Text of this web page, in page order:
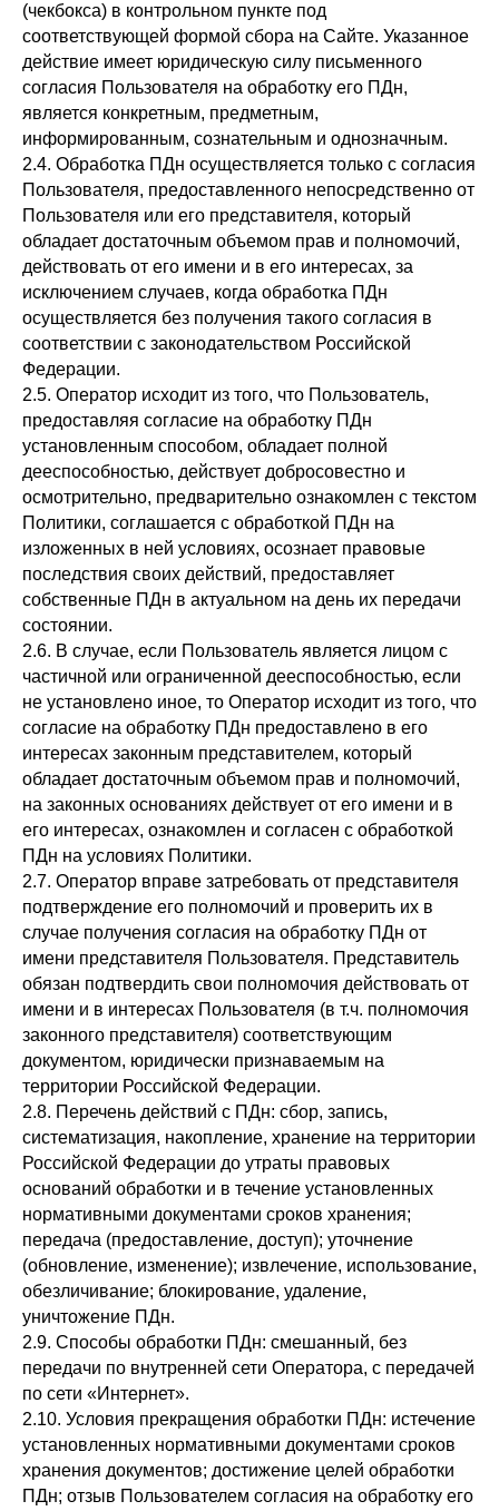
(чекбокса) в контрольном пункте под
соответствующей формой сбора на Сайте. Указанное
действие имеет юридическую силу письменного
согласия Пользователя на обработку его ПДн,
является конкретным, предметным,
информированным, сознательным и однозначным.
2.4. Обработка ПДн осуществляется только с согласия
Пользователя, предоставленного непосредственно от
Пользователя или его представителя, который
обладает достаточным объемом прав и полномочий,
действовать от его имени и в его интересах, за
исключением случаев, когда обработка ПДн
осуществляется без получения такого согласия в
соответствии с законодательством Российской
Федерации.
2.5. Оператор исходит из того, что Пользователь,
предоставляя согласие на обработку ПДн
установленным способом, обладает полной
дееспособностью, действует добросовестно и
осмотрительно, предварительно ознакомлен с текстом
Политики, соглашается с обработкой ПДн на
изложенных в ней условиях, осознает правовые
последствия своих действий, предоставляет
собственные ПДн в актуальном на день их передачи
состоянии.
2.6. В случае, если Пользователь является лицом с
частичной или ограниченной дееспособностью, если
не установлено иное, то Оператор исходит из того, что
согласие на обработку ПДн предоставлено в его
интересах законным представителем, который
обладает достаточным объемом прав и полномочий,
на законных основаниях действует от его имени и в
его интересах, ознакомлен и согласен с обработкой
ПДн на условиях Политики.
2.7. Оператор вправе затребовать от представителя
подтверждение его полномочий и проверить их в
случае получения согласия на обработку ПДн от
имени представителя Пользователя. Представитель
обязан подтвердить свои полномочия действовать от
имени и в интересах Пользователя (в т.ч. полномочия
законного представителя) соответствующим
документом, юридически признаваемым на
территории Российской Федерации.
2.8. Перечень действий с ПДн: сбор, запись,
систематизация, накопление, хранение на территории
Российской Федерации до утраты правовых
оснований обработки и в течение установленных
нормативными документами сроков хранения;
передача (предоставление, доступ); уточнение
(обновление, изменение); извлечение, использование,
обезличивание; блокирование, удаление,
уничтожение ПДн.
2.9. Способы обработки ПДн: смешанный, без
передачи по внутренней сети Оператора, с передачей
по сети «Интернет».
2.10. Условия прекращения обработки ПДн: истечение
установленных нормативными документами сроков
хранения документов; достижение целей обработки
ПДн; отзыв Пользователем согласия на обработку его